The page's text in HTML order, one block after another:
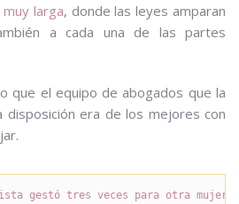
larga, donde las leyes amparan
a cada una de las partes
que el equipo de abogados que la
disposición era de los mejores con
gestó tres veces para otra mujer